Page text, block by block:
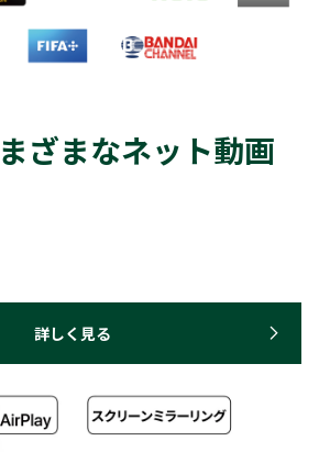
ざまなネット動画
詳しく見る